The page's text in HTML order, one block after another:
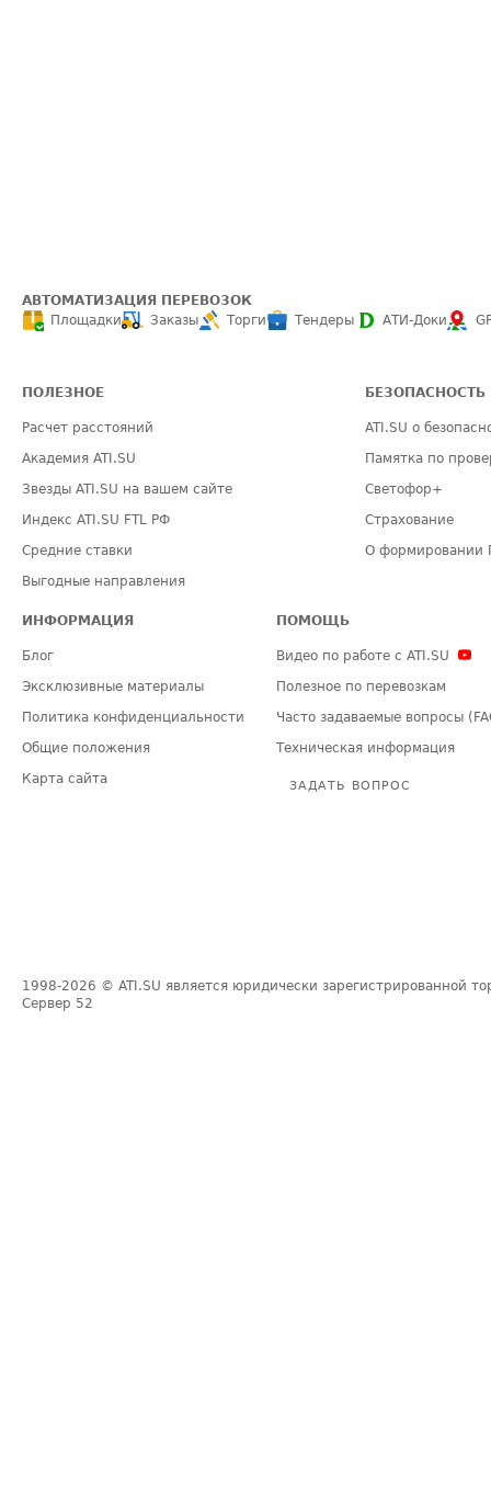
АВТОМАТИЗАЦИЯ ПЕРЕВОЗОК
Площадки
Заказы Торги Тендеры АТИ-Доки
ПОЛЕЗНОЕ
Расчет расстояний
Академия ATI.SU
Звезды ATI.SU на вашем сайте
Индекс ATI.SU FTL РФ
Средние ставки
Выгодные направления
БЕЗОПАСНОСТЬ
ATI.SU о
Памятка по
Светофор+
Страхование
О формировании
ИНФОРМАЦИЯ
Блог
Эксклюзивные материалы
Политика конфиденциальности
Общие положения
Карта сайта
ПОМОЩЬ
Видео по работе с ATI.SU
Полезное по перевозкам
Часто задаваемые вопросы
Техническая информация
ЗАДАТЬ ВОПРОС
1998-2026 © ATI.SU является юридически зарегистрированной
Сервер 52